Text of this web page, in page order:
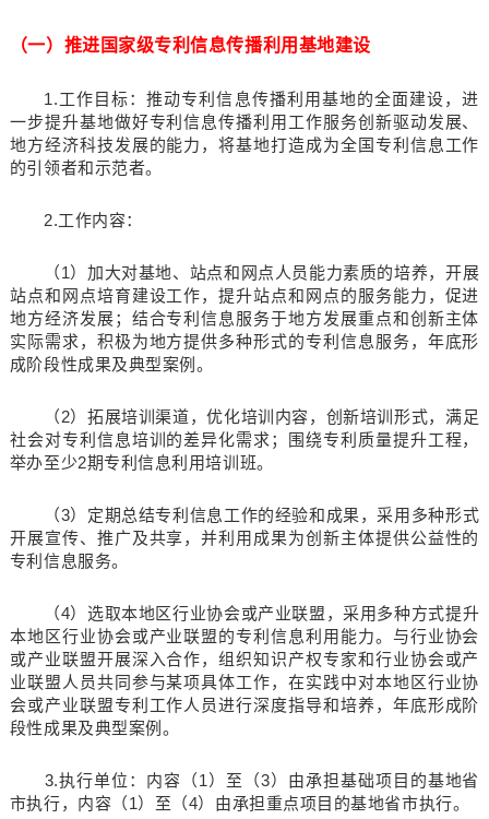
（一）推进国家级专利信息传播利用基地建设
1.工作目标：推动专利信息传播利用基地的全面建设，进
一步提升基地做好专利信息传播利用工作服务创新驱动发展、
地方经济科技发展的能力，将基地打造成为全国专利信息工作
的引领者和示范者。
2.工作内容：
（1）加大对基地、站点和网点人员能力素质的培养，开展
站点和网点培育建设工作，提升站点和网点的服务能力，促进
地方经济发展；结合专利信息服务于地方发展重点和创新主体
实际需求，积极为地方提供多种形式的专利信息服务，年底形
成阶段性成果及典型案例。
（2）拓展培训渠道，优化培训内容，创新培训形式，满足
社会对专利信息培训的差异化需求；围绕专利质量提升工程，
举办至少2期专利信息利用培训班。
（3）定期总结专利信息工作的经验和成果，采用多种形式
开展宣传、推广及共享，并利用成果为创新主体提供公益性的
专利信息服务。
（4）选取本地区行业协会或产业联盟，采用多种方式提升
本地区行业协会或产业联盟的专利信息利用能力。与行业协会
或产业联盟开展深入合作，组织知识产权专家和行业协会或产
业联盟人员共同参与某项具体工作，在实践中对本地区行业协
会或产业联盟专利工作人员进行深度指导和培养，年底形成阶
段性成果及典型案例。
3.执行单位：内容（1）至（3）由承担基础项目的基地省
市执行，内容（1）至（4）由承担重点项目的基地省市执行。